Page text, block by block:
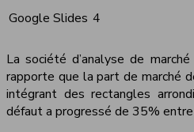
Google Slides 4
La société d’analyse de
rapporte que la part de marché
intégrant des rectangles
défaut a progressé de 35%